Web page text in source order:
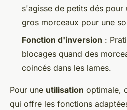
s'agisse de petits dés pour
gros morceaux pour une
Fonction d'inversion :
blocages quand des
coincés dans les lames.
Pour une utilisation optimale,
qui offre les fonctions